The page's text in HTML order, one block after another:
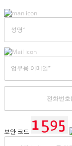
보안 코드